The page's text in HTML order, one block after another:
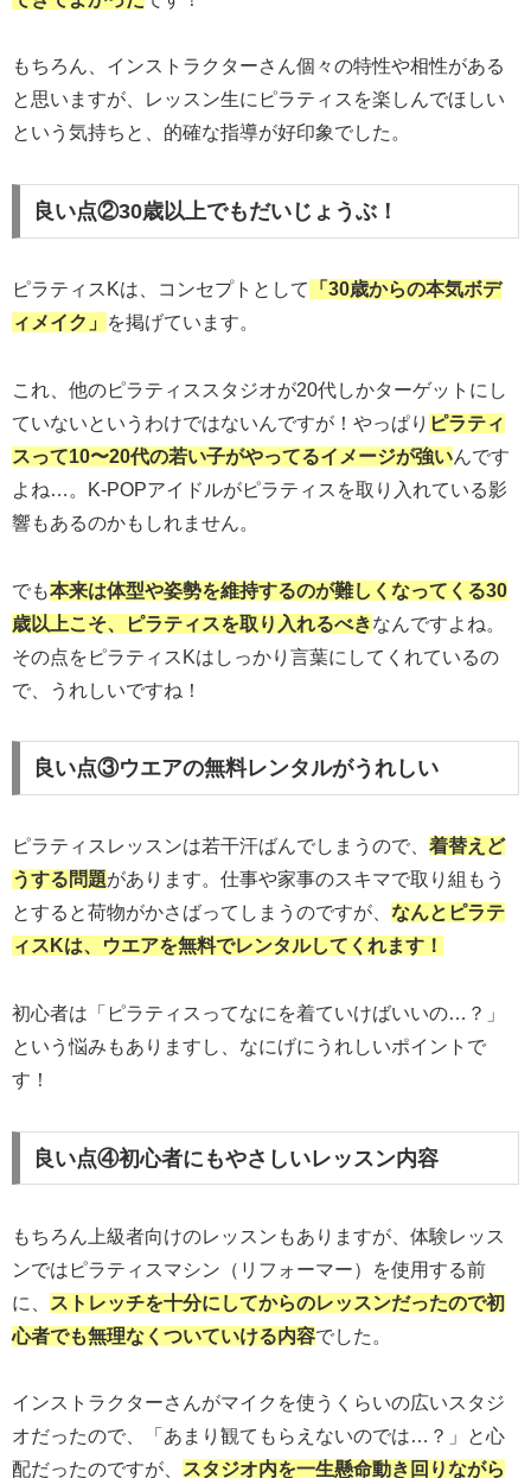
もちろん、インストラクターさん個々の特性や相性がある
と思いますが、レッスン生にピラティスを楽しんでほしい
という気持ちと、的確な指導が好印象でした。
良い点②30歳以上でもだいじょうぶ！
ピラティスKは、コンセプトとして
「30歳からの本気ボデ
ィメイク」
を掲げています。
これ、他のピラティススタジオが20代しかターゲットにし
ていないというわけではないんですが！やっぱり ピラティ
スって10〜20代の若い子がやってるイメージが強いんです
よね…。K-POPアイドルがピラティスを取り入れている影
響もあるのかもしれません。
でも本来は体型や姿勢を維持するのが難しくなってくる30
歳以上こそ、ピラティスを取り入れるべきなんですよね。
その点をピラティスKはしっかり言葉にしてくれているの
で、うれしいですね！
良い点③ウエアの無料レンタルがうれしい
ピラティスレッスンは若干汗ばんでしまうので、 着替えど
うする問題があります。仕事や家事のスキマで取り組もう
とすると荷物がかさばってしまうのですが、 なんとピラテ
ィスKは、ウエアを無料でレンタルしてくれます！
初心者は「ピラティスってなにを着ていけばいいの…？」
という悩みもありますし、なにげにうれしいポイントで
す！
良い点④初心者にもやさしいレッスン内容
もちろん上級者向けのレッスンもありますが、体験レッス
ンではピラティスマシン（リフォーマー）を使用する前
に、
ストレッチを十分にしてからのレッスンだったので初
心者でも無理なくついていける内容でした。
インストラクターさんがマイクを使うくらいの広いスタジ
オだったので、「あまり観てもらえないのでは…？」と心
配だったのですが、
スタジオ内を一生懸命動き回りながら